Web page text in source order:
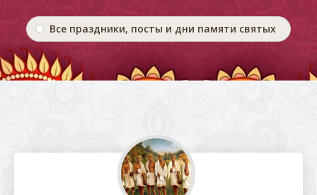
Все праздники, посты и дни памяти святых